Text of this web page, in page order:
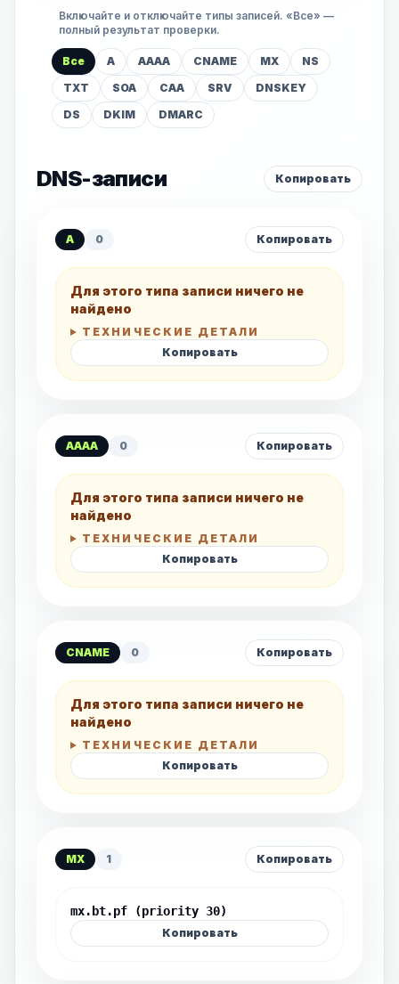
Включайте и отключайте типы записей. «Все» —
полный результат проверки.
Все A AAAA CNAME MX
NS
TXT
SOA CAA SRV
DNSKEY
DS
DKIM DMARC
DNS-записи Копировать
A 0 Копировать
Для этого типа записи ничего не
найдено
ТЕХНИЧЕСКИЕ ДЕТАЛИ
Копировать
AAAA 0 Копировать
Для этого типа записи ничего не
найдено
ТЕХНИЧЕСКИЕ ДЕТАЛИ
Копировать
CNAME 0 Копировать
Для этого типа записи ничего не
найдено
ТЕХНИЧЕСКИЕ ДЕТАЛИ
Копировать
MX 1 Копировать
mx.bt.pf (priority 30)
Копировать